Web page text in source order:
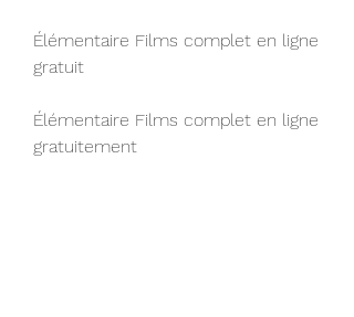
Élémentaire Films complet en ligne
gratuit
Élémentaire Films complet en ligne
gratuitement